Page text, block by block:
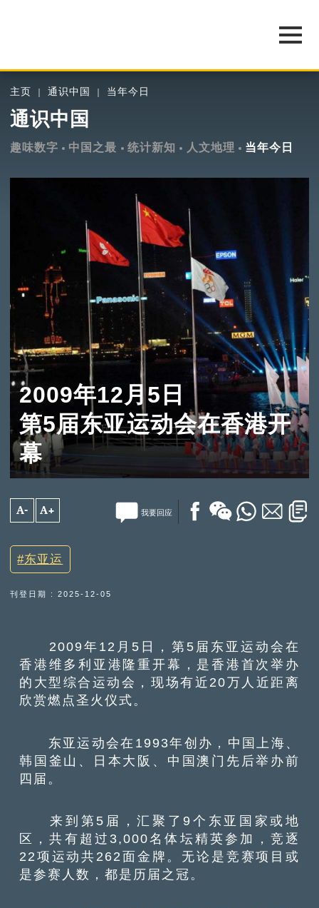
主页 通识中国 当年今日
通识中国
趣味数字 中国之最 统计新知 人文地理 当年今日
2009年12月5日
第5届东亚运动会在香港开
幕
A- A+ 我要回应
东亚运
刊登日期 : 2025-12-05
2009年12月5日，第5届东亚运动会在
香港维多利亚港隆重开幕，是香港首次举办
的大型综合运动会，现场有近20万人近距离
欣赏燃点圣火仪式。
东亚运动会在1993年创办，中国上海、
韩国釜山、日本大阪、中国澳门先后举办前
四届。
来到第5届，汇聚了9个东亚国家或地
区，共有超过3,000名体坛精英参加，竞逐
22项运动共262面金牌。无论是竞赛项目或
是参赛人数，都是历届之冠。